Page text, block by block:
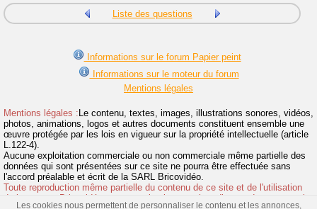
Liste des questions
Informations sur le forum Papier peint
Informations sur le moteur du forum
Mentions légales
Mentions légales : Le contenu, textes, images, illustrations sonores, vidéos,
photos, animations, logos et autres documents constituent ensemble une
œuvre protégée par les lois en vigueur sur la propriété intellectuelle (article
L.122-4).
Aucune exploitation commerciale ou non commerciale même partielle des
données qui sont présentées sur ce site ne pourra être effectuée sans
l'accord préalable et écrit de la SARL Bricovidéo.
Toute reproduction même partielle du contenu de ce site et de l'utilisation
de la marque Bricovidéo sans autorisation sont interdites et donneront suite
Les cookies nous permettent de personnaliser le contenu et les annonces,